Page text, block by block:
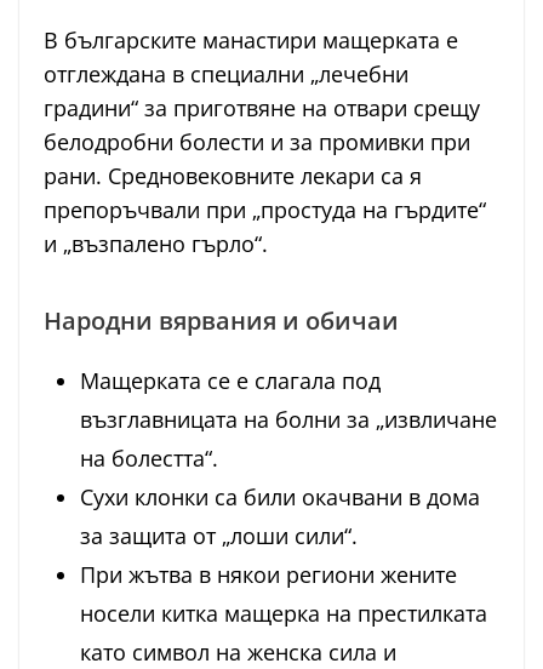
В българските манастири мащерката е
отглеждана в специални „лечебни
градини“ за приготвяне на отвари срещу
белодробни болести и за промивки при
рани. Средновековните лекари са я
препоръчвали при „простуда на гърдите“
и „възпалено гърло“.
Народни вярвания и обичаи
Мащерката се е слагала под
възглавницата на болни за „извличане
на болестта“.
Сухи клонки са били окачвани в дома
за защита от „лоши сили“.
При жътва в някои региони жените
носели китка мащерка на престилката
като символ на женска сила и